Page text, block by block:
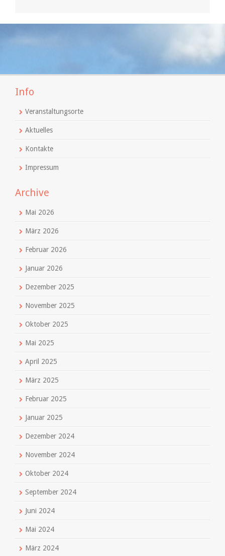
Info
Veranstaltungsorte
Aktuelles
Kontakte
Impressum
Archive
Mai 2026
März 2026
Februar 2026
Januar 2026
Dezember 2025
November 2025
Oktober 2025
Mai 2025
April 2025
März 2025
Februar 2025
Januar 2025
Dezember 2024
November 2024
Oktober 2024
September 2024
Juni 2024
Mai 2024
März 2024